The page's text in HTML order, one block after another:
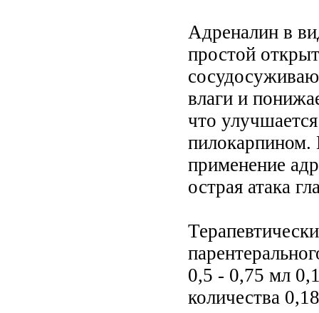
Адреналин в
простой
влаги и
что
пилокарпином.
применение
острая атака
0,5 - 0,75 мл
количества